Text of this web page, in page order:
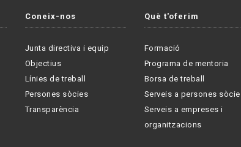
Coneix-nos
Junta directiva i equip
Objectius
Línies de treball
Persones sòcies
Transparència
Què t'oferim
Formació
Programa de mentoria
Borsa de treball
Serveis a persones
Serveis a empreses i
organitzacions